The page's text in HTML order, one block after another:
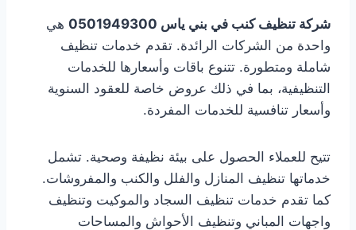
شركة تنظيف كنب في بني ياس 0501949300
هي
واحدة من الشركات الرائدة. تقدم خدمات تنظيف
شاملة ومتطورة. تتنوع باقات وأسعارها للخدمات
التنظيفية، بما في ذلك عروض خاصة للعقود السنوية
وأسعار تنافسية للخدمات المفردة.
تتيح للعملاء الحصول على بيئة نظيفة وصحية. تشمل
خدماتها تنظيف المنازل والفلل والكنب والمفروشات.
كما تقدم خدمات تنظيف السجاد والموكيت وتنظيف
واجهات المباني وتنظيف الأحواش والمساحات